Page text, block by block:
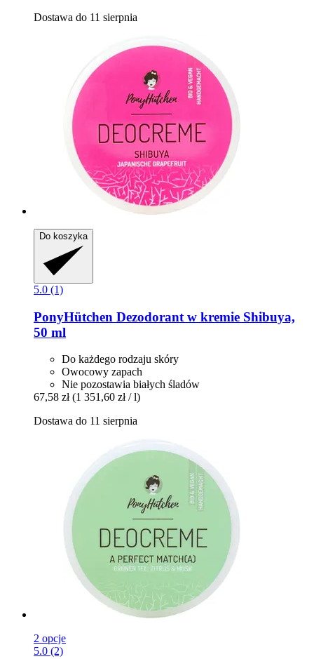
Dostawa do 11 sierpnia
Do koszyka
5.0 (1)
PonyHütchen Dezodorant w kremie Shibuya,
50 ml
Do każdego rodzaju skóry
Owocowy zapach
Nie pozostawia białych śladów
67,58 zł (1 351,60 zł / l)
Dostawa do 11 sierpnia
2 opcje
5.0 (2)